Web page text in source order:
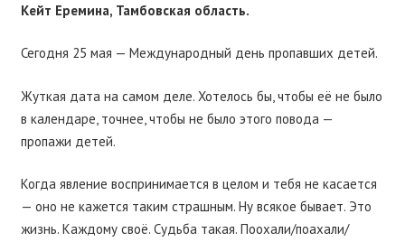
Кейт Еремина, Тамбовская область.
Сегодня 25 мая — Международный день пропавших детей.
Жуткая дата на самом деле. Хотелось бы, чтобы её не было
в календаре, точнее, чтобы не было этого повода —
пропажи детей.
Когда явление воспринимается в целом и тебя не касается
— оно не кажется таким страшным. Ну всякое бывает. Это
жизнь. Каждому своё. Судьба такая. Поохали/поахали/